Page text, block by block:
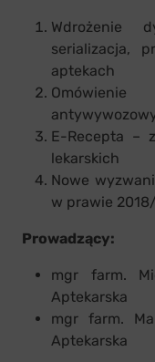
Wdrożenie
serializacja,
aptekach
E-Recepta –
lekarskich
Nowe
w prawie
Prowadzący:
mgr farm.
Aptekarska
mgr farm.
Aptekarska